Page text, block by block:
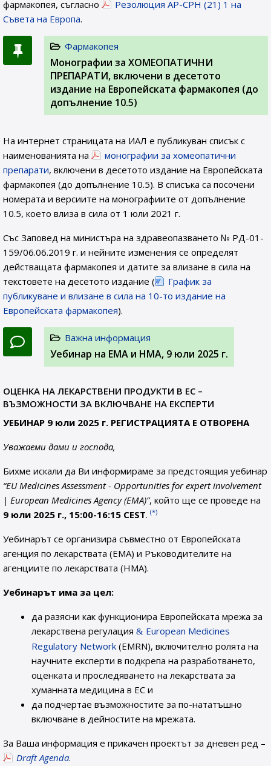
фармакопея, съгласно
Резолюция AP-CPH (21) 1 на
Съвета на Европа.
Фармакопея
Монографии за ХОМЕОПАТИЧНИ
ПРЕПАРАТИ, включени в десетото
издание на Европейската фармакопея (до
допълнение 10.5)
На интернет страницата на ИАЛ e публикуван списък с
наименованията на
монографии за хомеопатични
препарати, включени в десетото издание на Европейската
фармакопея (до допълнение 10.5). В списъка са посочени
номерата и версиите на монографиите от допълнение
10.5, което влиза в сила от 1 юли 2021 г.
Със Заповед на министъра на здравеопазването № РД-01-
159/06.06.2019 г. и нейните изменения се определят
действащата фармакопея и датите за влизане в сила на
текстовете на десетото издание (
График за
публикуване и влизане в сила на 10-то издание на
Европейската фармакопея).
Важна информация
Уебинар на ЕМА и НМА, 9 юли 2025 г.
ОЦЕНКА НА ЛЕКАРСТВЕНИ ПРОДУКТИ В ЕС –
ВЪЗМОЖНОСТИ ЗА ВКЛЮЧВАНЕ НА ЕКСПЕРТИ
УЕБИНАР 9 юли 2025 г. РЕГИСТРАЦИЯТА Е ОТВОРЕНА
Уважаеми дами и господа,
Бихме искали да Ви информираме за предстоящия уебинар
“EU Medicines Assessment - Opportunities for expert involvement
| European Medicines Agency (EMA)”, който ще се проведе на
9 юли 2025 г., 15:00-16:15 CEST. (*)
Уебинарът се организира съвместно от Европейската
агенция по лекарствата (EMA) и Ръководителите на
агенциите по лекарствата (HMA).
Уебинарът има за цел:
да разясни как функционира Европейската мрежа за
лекарствена регулация
European Medicines
Regulatory Network (EMRN), включително ролята на
научните експерти в подкрепа на разработването,
оценката и проследяването на лекарствата за
хуманната медицина в ЕС и
да подчертае възможностите за по-нататъшно
включване в дейностите на мрежата.
За Ваша информация е прикачен проектът за дневен ред –
Draft Agenda.